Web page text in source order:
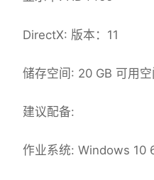
DirectX: 版本：11
储存空间: 20 GB 可用空
建议配备:
作业系统: Windows 10